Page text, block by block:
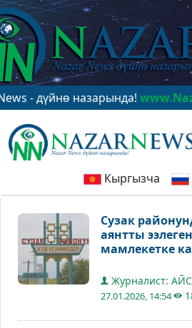
назарында!
Кыргызча
Сузак
аянтты
мамлекетке
Журналист:
27.01.2026, 14:54